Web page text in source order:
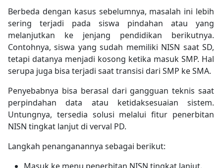
Berbeda dengan kasus sebelumnya, masalah ini lebih
sering terjadi pada siswa pindahan atau yang
melanjutkan ke jenjang pendidikan berikutnya.
Contohnya, siswa yang sudah memiliki NISN saat SD,
tetapi datanya menjadi kosong ketika masuk SMP. Hal
serupa juga bisa terjadi saat transisi dari SMP ke SMA.
Penyebabnya bisa berasal dari gangguan teknis saat
perpindahan data atau ketidaksesuaian sistem.
Untungnya, tersedia solusi melalui fitur penerbitan
NISN tingkat lanjut di verval PD.
Langkah penanganannya sebagai berikut: